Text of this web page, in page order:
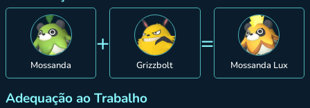
Mossanda
+
Grizzbolt
=
Mossanda Lux
Adequação ao Trabalho